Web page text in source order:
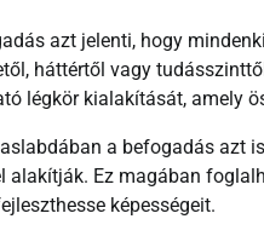
azt jelenti, hogy
háttértől vagy
légkör kialakítását, amely
a befogadás azt
alakítják. Ez magában
képességeit.